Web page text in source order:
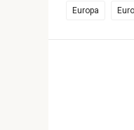
Europa